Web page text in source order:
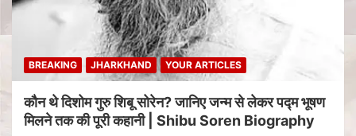
BREAKING JHARKHAND YOUR ARTICLES
कौन थे दिशोम गुरु शिबू सोरेन? जानिए जन्म से लेकर पद्म भूषण
मिलने तक की पूरी कहानी | Shibu Soren Biography